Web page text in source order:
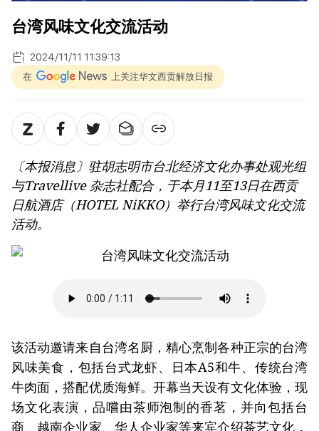
台湾风味文化交流活动
2024/11/11 11:39:13
在 上关注华文西贡解放日报
〔本报消息〕驻胡志明市台北经济文化办事处观光组
与Travellive 杂志社配合，于本月11至13日在西贡
日航酒店（HOTEL NiKKO）举行台湾风味文化交流
活动。
该活动邀请来自台湾名厨，精心烹制各种正宗的台湾
风味美食，包括台式龙虾、日本A5和牛、传统台湾
牛肉面，搭配优质海鲜。开幕当天设有文化体验，现
场文化表演，品嚐由茶师泡制的香茗，并向包括台
商、越南企业家、华人企业家等来宾介绍茶艺文化，